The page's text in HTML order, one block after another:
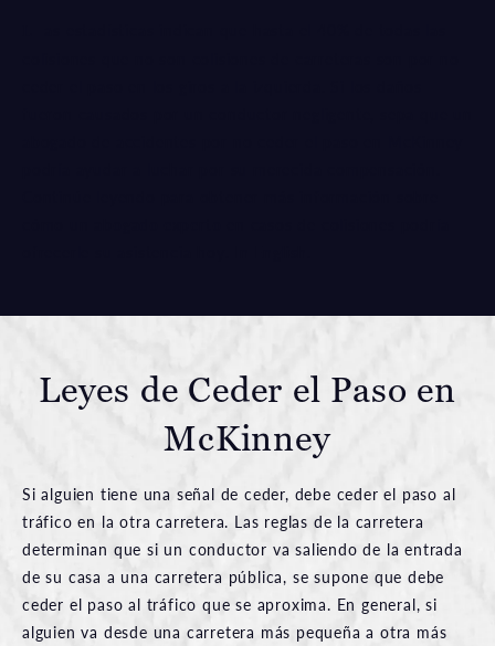
Leyes de Ceder el Paso en
McKinney
Si alguien tiene una señal de ceder, debe ceder el paso al
tráfico en la otra carretera. Las reglas de la carretera
determinan que si un conductor va saliendo de la entrada
de su casa a una carretera pública, se supone que debe
ceder el paso al tráfico que se aproxima. En general, si
alguien va desde una carretera más pequeña a otra más